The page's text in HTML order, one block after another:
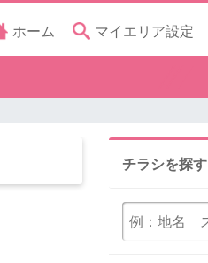
ホーム マイエリア設定
チラシを探す